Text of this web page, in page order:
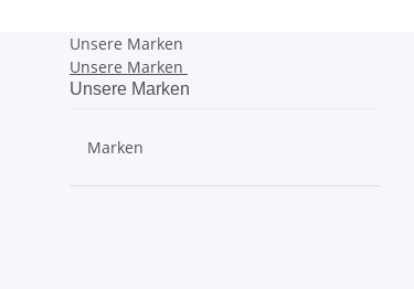
Unsere Marken
Unsere Marken
Unsere Marken
Marken